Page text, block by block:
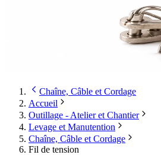
Chaîne, Câble et Cordage
Accueil
Outillage - Atelier et Chantier
Levage et Manutention
Chaîne, Câble et Cordage
Fil de tension